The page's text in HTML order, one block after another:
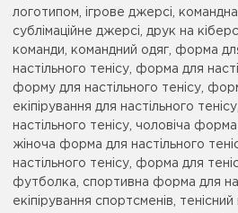
логотипом, ігрове джерсі,
сублімаційне джерсі, друк на
команди, командний одяг, форма
настільного тенісу, форма для
форму для настільного тенісу,
екіпірування для настільного
настільного тенісу, чоловіча форма
жіноча форма для настільного
настільного тенісу, форма для
футболка, спортивна форма для
екіпірування спортсменів,